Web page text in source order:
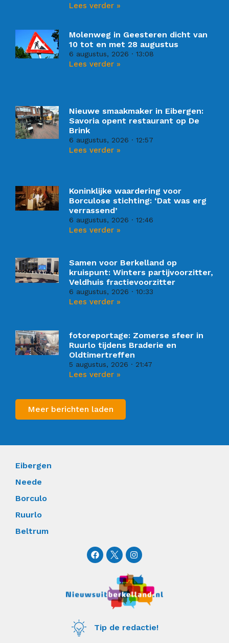
Lees verder »
Molenweg in Geesteren dicht van
10 tot en met 28 augustus
6 augustus, 2026 13:08
Lees verder »
Nieuwe smaakmaker in Eibergen:
Savoria opent restaurant op De
Brink
6 augustus, 2026 12:57
Lees verder »
Koninklijke waardering voor
Borculose stichting: ‘Dat was erg
verrassend’
6 augustus, 2026 12:46
Lees verder »
Samen voor Berkelland op
kruispunt: Winters partijvoorzitter,
Veldhuis fractievoorzitter
6 augustus, 2026 10:33
Lees verder »
fotoreportage: Zomerse sfeer in
Ruurlo tijdens Braderie en
Oldtimertreffen
5 augustus, 2026 21:47
Lees verder »
Meer berichten laden
Eibergen
Neede
Borculo
Ruurlo
Beltrum
F
a
c
o
o
I
n
s
t
a
g
r
a
Tip de redactie!